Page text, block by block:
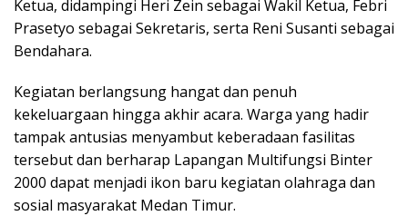
Ketua, didampingi Heri Zein sebagai Wakil Ketua, Febri
Prasetyo sebagai Sekretaris, serta Reni Susanti sebagai
Bendahara.
Kegiatan berlangsung hangat dan penuh
kekeluargaan hingga akhir acara. Warga yang hadir
tampak antusias menyambut keberadaan fasilitas
tersebut dan berharap Lapangan Multifungsi Binter
2000 dapat menjadi ikon baru kegiatan olahraga dan
sosial masyarakat Medan Timur.